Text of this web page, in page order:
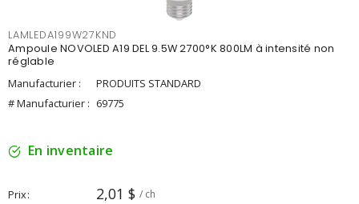
LAMLEDA199W27KND
Ampoule NOVOLED A19 DEL 9.5W 2700°K 800LM à intensité non
réglable
Manufacturier :
PRODUITS STANDARD
# Manufacturier : 69775
En inventaire
Prix 2,01 $ / ch